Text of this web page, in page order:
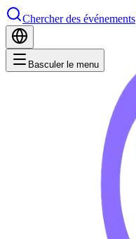
Chercher des événements
Basculer le menu